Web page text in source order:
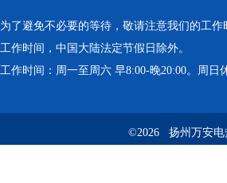
为了避免不必要的等待，敬请注意我们的工
工作时间，中国大陆法定节假日除外。
工作时间：周一至周六 早8:00-晚20:00。周日
©2026 扬州万安电